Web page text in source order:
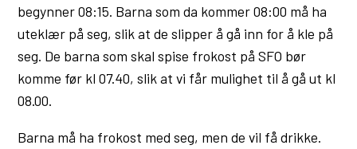
begynner 08:15. Barna som da kommer 08:00 må ha
uteklær på seg, slik at de slipper å gå inn for å kle på
seg. De barna som skal spise frokost på SFO bør
komme før kl 07.40, slik at vi får mulighet til å gå ut kl
08.00.
Barna må ha frokost med seg, men de vil få drikke.